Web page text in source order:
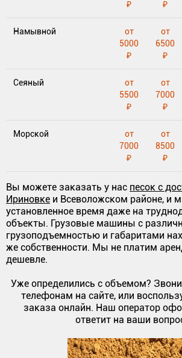
₽
₽
Намывной
от
5000
₽
от
6500
₽
Сеяный
от
5500
₽
от
7000
₽
Морской
от
7000
₽
от
8500
₽
Вы можете заказать у нас песок с
Ириновке и Всеволожском районе, и
установленное время даже на
объекты. Грузовые машины с
грузоподъемностью и габаритами
же собственности. Мы не платим
дешевле.
Уже определились с объемом?
телефонам на сайте, или
заказа онлайн. Наш оператор
ответит на ваши